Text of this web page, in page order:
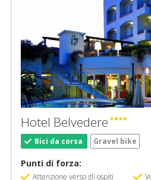
Hotel Belvedere
Bici da corsa Gravel bike
Punti di forza:
Attenzione verso gli ospiti